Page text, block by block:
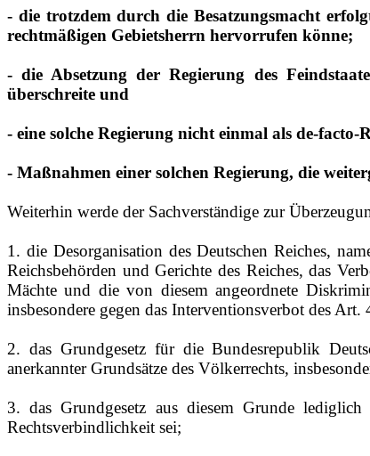
‑ die trotzdem durch die Besatzungsmacht
rechtmäßigen Gebietsherrn hervorrufen könne;
‑ die Absetzung der Regierung des
überschreite und
‑ eine solche Regierung nicht einmal als
- Maßnahmen einer solchen Regierung, die
Weiterhin werde der Sachverständige zur
1. die Desorganisation des Deutschen Reiches,
Reichsbehörden und Gerichte des Reiches, das
Mächte und die von diesem angeordnete
insbesondere gegen das Interventionsverbot des
2. das Grundgesetz für die Bundesrepublik
anerkannter Grundsätze des Völkerrechts,
3. das Grundgesetz aus diesem Grunde
Rechtsverbindlichkeit sei;